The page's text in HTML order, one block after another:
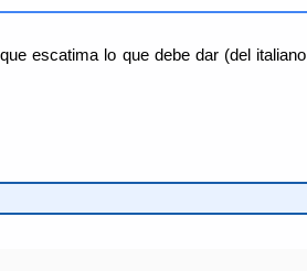
escatima lo que debe dar (del